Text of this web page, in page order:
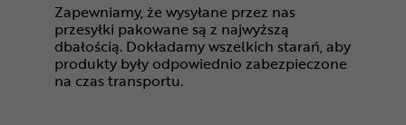
Zapewniamy, że wysyłane przez nas
przesyłki pakowane są z najwyższą
dbałością. Dokładamy wszelkich starań, aby
produkty były odpowiednio zabezpieczone
na czas transportu.